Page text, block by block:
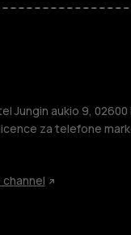
Jungin aukio 9, 02600
za telefone
channel